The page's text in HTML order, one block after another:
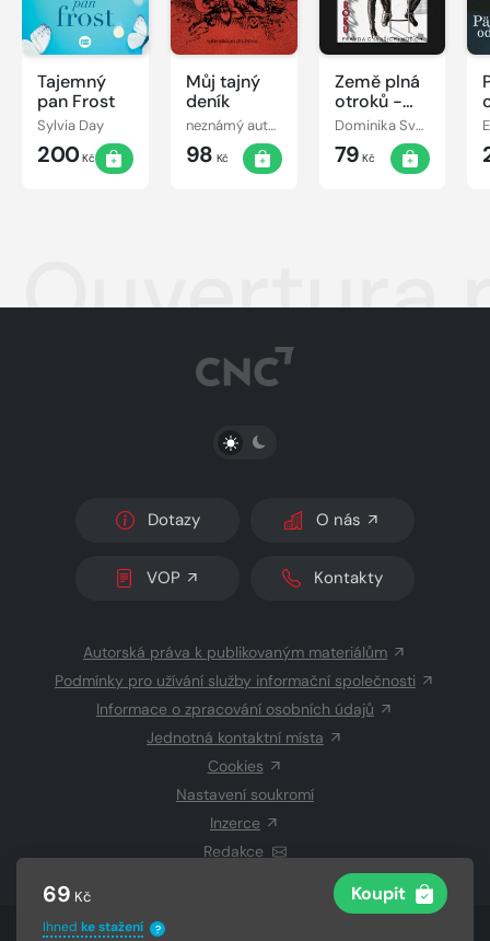
69 Kč Koupit
Ihned ke stažení ?
Tajemný
pan Frost
Sylvia Day
200Kč
Můj tajný
deník
neznámý autor
98 Kč
Země plná
otroků -
Pravda o
(vašich)
mužích
Dominika Svobodová
79 Kč
Ouvertura
PŘEPNOUT SVĚTLÝ/TMAVÝ REŽIM
Dotazy O nás
VOP Kontakty
Autorská práva k publikovaným materiálům
Podmínky pro užívání služby informační společnosti
Informace o zpracování osobních údajů
Jednotná kontaktní místa
Cookies
Nastavení soukromí
Inzerce
Redakce